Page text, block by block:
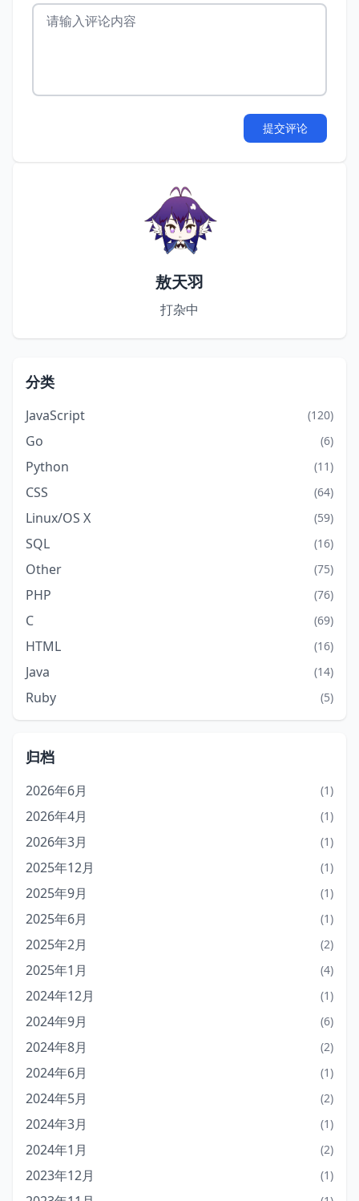
提交评论
敖天羽
打杂中
分类
JavaScript (120)
Go (6)
Python (11)
CSS (64)
Linux/OS X (59)
SQL (16)
Other (75)
PHP (76)
C (69)
HTML (16)
Java (14)
Ruby (5)
归档
2026年6月 (1)
2026年4月 (1)
2026年3月 (1)
2025年12月 (1)
2025年9月 (1)
2025年6月 (1)
2025年2月 (2)
2025年1月 (4)
2024年12月 (1)
2024年9月 (6)
2024年8月 (2)
2024年6月 (1)
2024年5月 (2)
2024年3月 (1)
2024年1月 (2)
2023年12月 (1)